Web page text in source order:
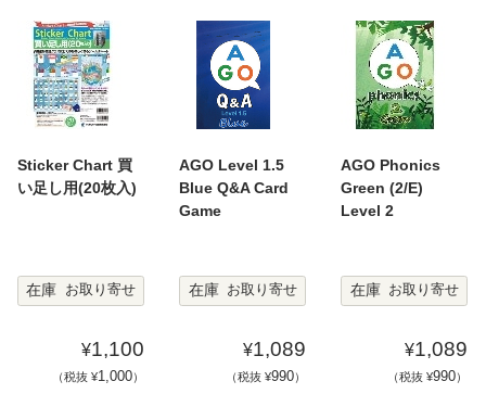
Sticker Chart 買
い足し用(20枚入)
在庫 お取り寄せ
¥1,100
（税抜 ¥1,000）
AGO Level 1.5
Blue Q&A Card
Game
在庫 お取り寄せ
¥1,089
（税抜 ¥990）
AGO Phonics
Green (2/E)
Level 2
在庫 お取り寄せ
¥1,089
（税抜 ¥990）